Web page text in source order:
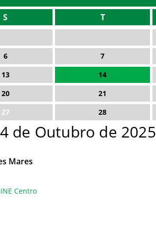
S T
6 7
13 14
20 21
27 28
de Outubro de 2025
Mares
Centro